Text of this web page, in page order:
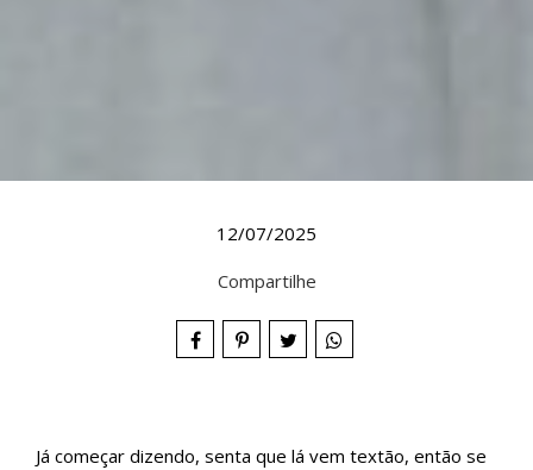
12/07/2025
Compartilhe
Já começar dizendo, senta que lá vem textão, então se